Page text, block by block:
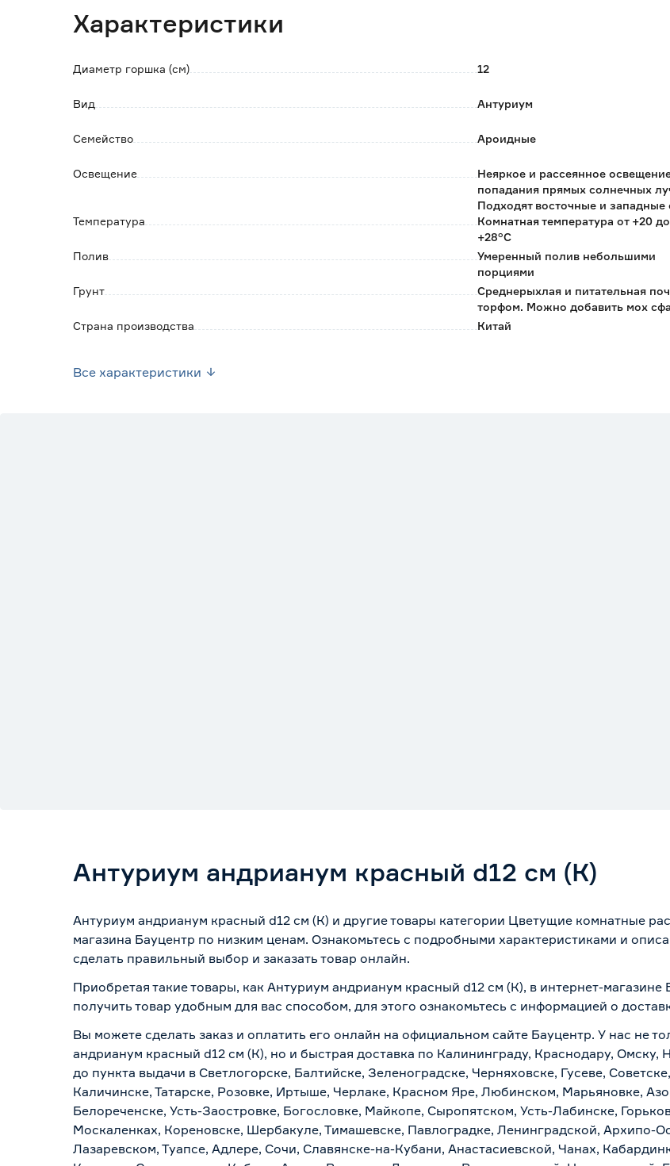
Растение не переносит переувлажнения и застоя воды в грунте.
Характеристики
Диаметр горшка (см) 12
Вид Антуриум
Семейство Ароидные
Освещение
Неяркое и рассеянное
попадания прямых солнечных
Подходят восточные и западные
Температура
Комнатная температура от +20 до
+28°C
Полив
Умеренный полив небольшими
порциями
Грунт
Среднерыхлая и питательная
торфом. Можно добавить мох
Страна производства
Китай
Все характеристики
Антуриум андрианум красный d12 см (К)
Антуриум андрианум красный d12 см (К) и другие товары категории Цветущие комнатные
магазина Бауцентр по низким ценам. Ознакомьтесь с подробными характеристиками и
сделать правильный выбор и заказать товар онлайн.
Приобретая такие товары, как Антуриум андрианум красный d12 см (К), в интернет-
получить товар удобным для вас способом, для этого ознакомьтесь с информацией о
Вы можете сделать заказ и оплатить его онлайн на официальном сайте Бауцентр. У нас не
андрианум красный d12 см (К), но и быстрая доставка по Калининграду, Краснодару, Омску,
до пункта выдачи в Светлогорске, Балтийске, Зеленоградске, Черняховске, Гусеве,
Каличинске, Татарске, Розовке, Иртыше, Черлаке, Красном Яре, Любинском, Марьяновке,
Белореченске, Усть-Заостровке, Богословке, Майкопе, Сыропятском, Усть-Лабинске,
Москаленках, Кореновске, Шербакуле, Тимашевске, Павлоградке, Ленинградской, Архипо-
Лазаревском, Туапсе, Адлере, Сочи, Славянске-на-Кубани, Анастасиевской, Чанах,